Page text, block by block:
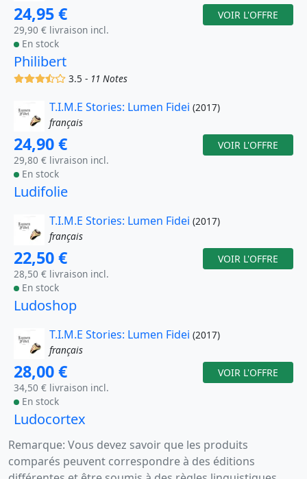
24,95 €
29,90 € livraison incl.
En stock
VOIR L'OFFRE
Philibert
(x)(x)(x)(,)()
3.5 - 11 Notes
T.I.M.E Stories: Lumen Fidei (2017)
français
24,90 €
29,80 € livraison incl.
En stock
VOIR L'OFFRE
Ludifolie
T.I.M.E Stories: Lumen Fidei (2017)
français
22,50 €
28,50 € livraison incl.
En stock
VOIR L'OFFRE
Ludoshop
T.I.M.E Stories: Lumen Fidei (2017)
français
28,00 €
34,50 € livraison incl.
En stock
VOIR L'OFFRE
Ludocortex
Remarque: Vous devez savoir que les produits
comparés peuvent correspondre à des éditions